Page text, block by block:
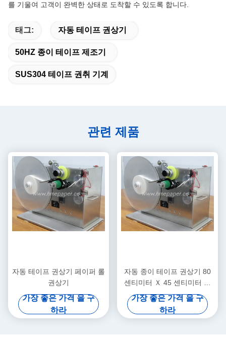
를 기울여 고객이 완벽한 상태로 도착할 수 있도록 합니다.
태그: 자동 테이프 권상기
50HZ 종이 테이프 제조기
SUS304 테이프 권취 기계
관련 제품
자동 테이프 권상기 페이퍼 롤
권상기
가장 좋은 가격 을 구
하라
자동 종이 테이프 권상기 80
센티미터 Ｘ 45 센티미터 Ｘ
55 센티미터
가장 좋은 가격 을 구
하라